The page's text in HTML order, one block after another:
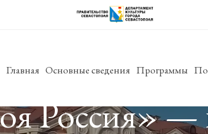
Главная Основные сведения Программы
Россия» —